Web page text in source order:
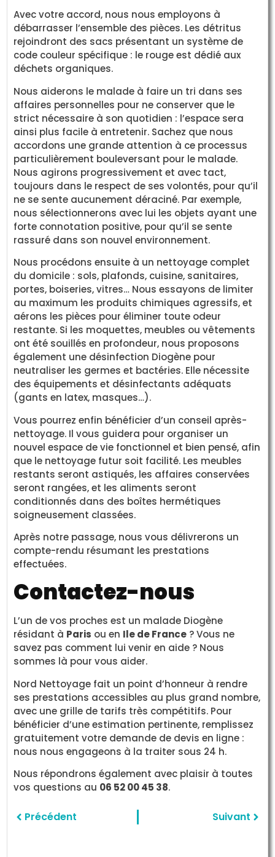
Avec votre accord, nous nous employons à
débarrasser l’ensemble des pièces. Les détritus
rejoindront des sacs présentant un système de
code couleur spécifique : le rouge est dédié aux
déchets organiques.
Nous aiderons le malade à faire un tri dans ses
affaires personnelles pour ne conserver que le
strict nécessaire à son quotidien : l’espace sera
ainsi plus facile à entretenir. Sachez que nous
accordons une grande attention à ce processus
particulièrement bouleversant pour le malade.
Nous agirons progressivement et avec tact,
toujours dans le respect de ses volontés, pour qu’il
ne se sente aucunement déraciné. Par exemple,
nous sélectionnerons avec lui les objets ayant une
forte connotation positive, pour qu’il se sente
rassuré dans son nouvel environnement.
Nous procédons ensuite à un nettoyage complet
du domicile : sols, plafonds, cuisine, sanitaires,
portes, boiseries, vitres… Nous essayons de limiter
au maximum les produits chimiques agressifs, et
aérons les pièces pour éliminer toute odeur
restante. Si les moquettes, meubles ou vêtements
ont été souillés en profondeur, nous proposons
également une désinfection Diogène pour
neutraliser les germes et bactéries. Elle nécessite
des équipements et désinfectants adéquats
(gants en latex, masques…).
Vous pourrez enfin bénéficier d’un conseil après-
nettoyage. Il vous guidera pour organiser un
nouvel espace de vie fonctionnel et bien pensé, afin
que le nettoyage futur soit facilité. Les meubles
restants seront astiqués, les affaires conservées
seront rangées, et les aliments seront
conditionnés dans des boîtes hermétiques
soigneusement classées.
Après notre passage, nous vous délivrerons un
compte-rendu résumant les prestations
effectuées.
Contactez-nous
L’un de vos proches est un malade Diogène
résidant à Paris ou en Ile de France ? Vous ne
savez pas comment lui venir en aide ? Nous
sommes là pour vous aider.
Nord Nettoyage fait un point d’honneur à rendre
ses prestations accessibles au plus grand nombre,
avec une grille de tarifs très compétitifs. Pour
bénéficier d’une estimation pertinente, remplissez
gratuitement votre demande de devis en ligne :
nous nous engageons à la traiter sous 24 h.
Nous répondrons également avec plaisir à toutes
vos questions au 06 52 00 45 38.
Précédent Suivant